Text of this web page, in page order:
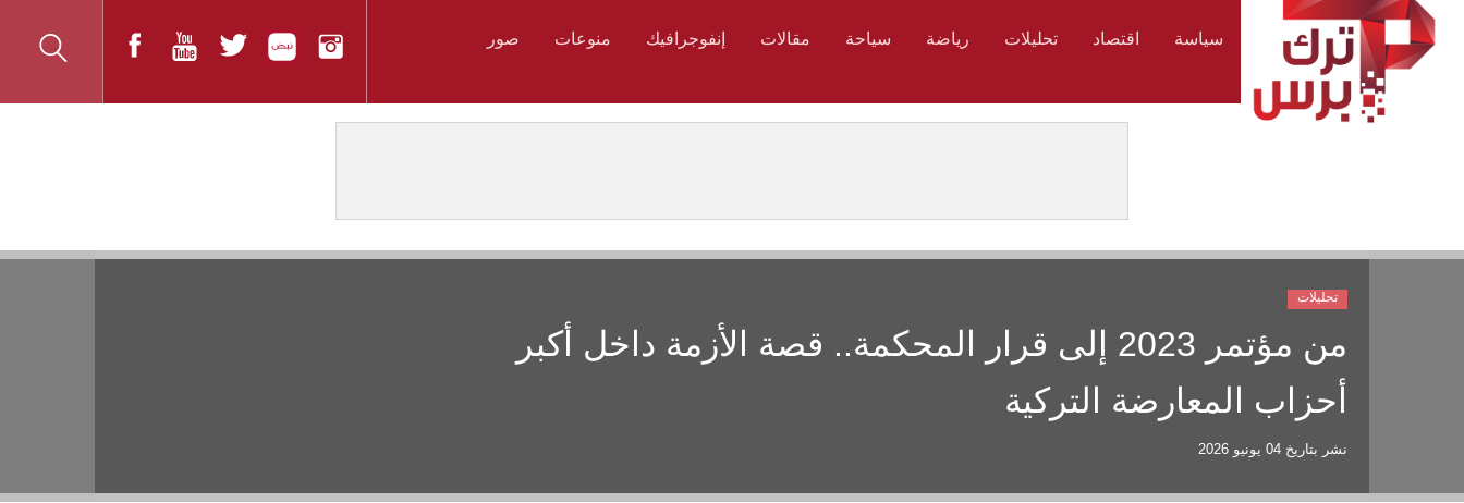
سياسة اقتصاد تحليلات رياضة سياحة مقالات إنفوجرافيك منوعات صور
من مؤتمر 2023 إلى قرار المحكمة.. قصة الأزمة داخل أكبر
أحزاب المعارضة التركية
نشر بتاريخ 04 يونيو 2026
تحليلات